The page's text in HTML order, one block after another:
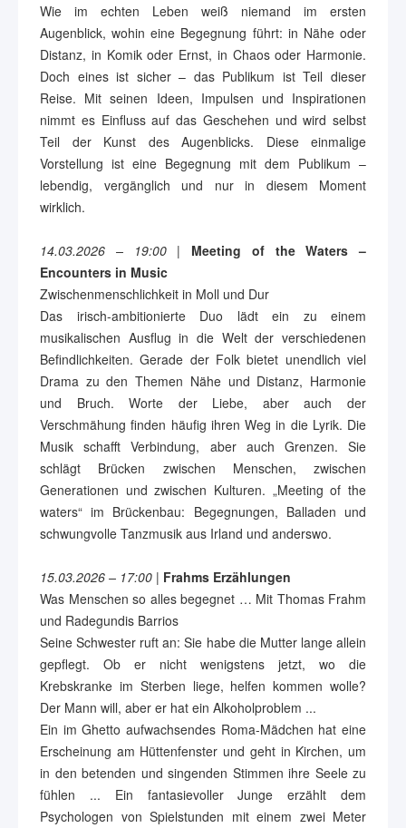
Wie im echten Leben weiß niemand im ersten
Augenblick, wohin eine Begegnung führt: in Nähe oder
Distanz, in Komik oder Ernst, in Chaos oder Harmonie.
Doch eines ist sicher – das Publikum ist Teil dieser
Reise. Mit seinen Ideen, Impulsen und Inspirationen
nimmt es Einfluss auf das Geschehen und wird selbst
Teil der Kunst des Augenblicks. Diese einmalige
Vorstellung ist eine Begegnung mit dem Publikum –
lebendig, vergänglich und nur in diesem Moment
wirklich.
14.03.2026 – 19:00| Meeting of the Waters –
Encounters in Music
Zwischenmenschlichkeit in Moll und Dur
Das irisch-ambitionierte Duo lädt ein zu einem
musikalischen Ausflug in die Welt der verschiedenen
Befindlichkeiten. Gerade der Folk bietet unendlich viel
Drama zu den Themen Nähe und Distanz, Harmonie
und Bruch. Worte der Liebe, aber auch der
Verschmähung finden häufig ihren Weg in die Lyrik. Die
Musik schafft Verbindung, aber auch Grenzen. Sie
schlägt Brücken zwischen Menschen, zwischen
Generationen und zwischen Kulturen. „Meeting of the
waters“ im Brückenbau: Begegnungen, Balladen und
schwungvolle Tanzmusik aus Irland und anderswo.
15.03.2026 – 17:00 | Frahms Erzählungen
Was Menschen so alles begegnet … Mit Thomas Frahm
und Radegundis Barrios
Seine Schwester ruft an: Sie habe die Mutter lange allein
gepflegt. Ob er nicht wenigstens jetzt, wo die
Krebskranke im Sterben liege, helfen kommen wolle?
Der Mann will, aber er hat ein Alkoholproblem ...
Ein im Ghetto aufwachsendes Roma-Mädchen hat eine
Erscheinung am Hüttenfenster und geht in Kirchen, um
in den betenden und singenden Stimmen ihre Seele zu
fühlen ... Ein fantasievoller Junge erzählt dem
Psychologen von Spielstunden mit einem zwei Meter